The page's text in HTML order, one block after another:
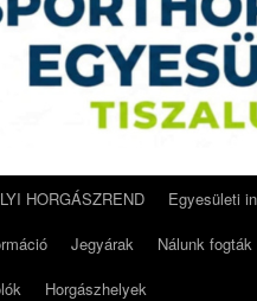
HORGÁSZREND Egyesületi
Jegyárak Nálunk fogták
Horgászhelyek